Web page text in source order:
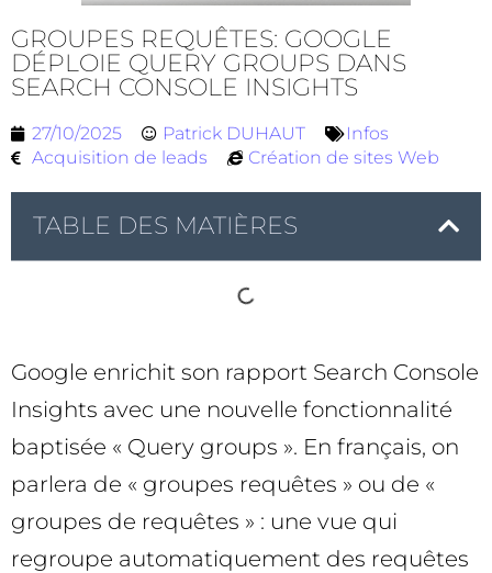
GROUPES REQUÊTES: GOOGLE
DÉPLOIE QUERY GROUPS DANS
SEARCH CONSOLE INSIGHTS
27/10/2025 Patrick DUHAUT
Infos
Acquisition de leads
Création de sites Web
TABLE DES MATIÈRES
Google enrichit son rapport Search Console
Insights avec une nouvelle fonctionnalité
baptisée « Query groups ». En français, on
parlera de « groupes requêtes » ou de «
groupes de requêtes » : une vue qui
regroupe automatiquement des requêtes